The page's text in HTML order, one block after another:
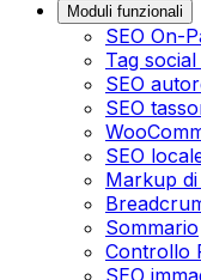
Moduli funzionali
SEO On-
Tag social
SEO
SEO
SEO
Markup
Sommario
Controllo
SEO